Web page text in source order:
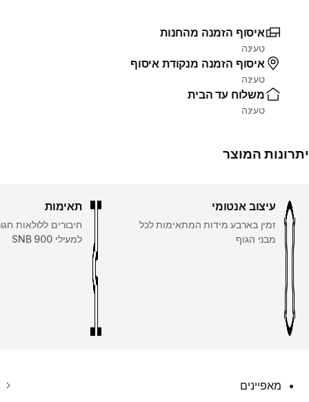
איסוף הזמנה מהחנות
טעינה
איסוף הזמנה מנקודת איסוף
טעינה
משלוח עד הבית
טעינה
יתרונות המוצר
עיצוב אנטומי
זמין בארבע מידות המתאימות לכל
מבני הגוף
תאימות
חיבורים ללולאות
למעילי ‎ SNB 900
מאפיינים